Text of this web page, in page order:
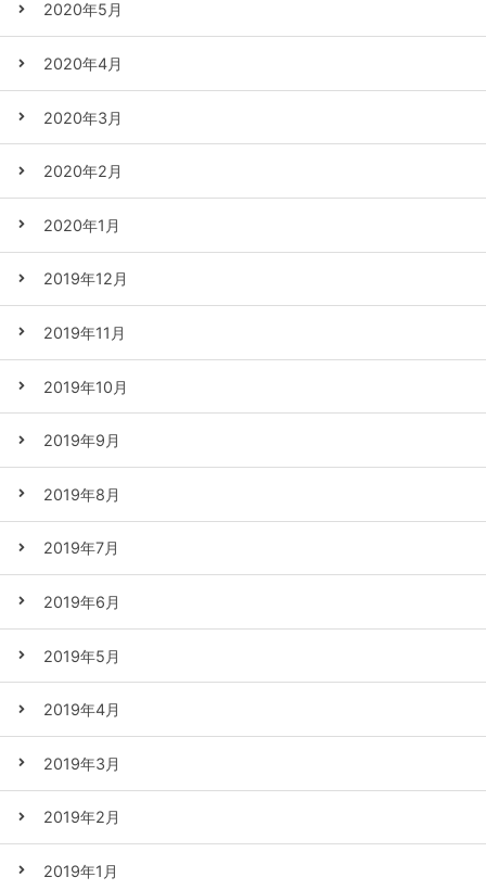
2020年5月
2020年4月
2020年3月
2020年2月
2020年1月
2019年12月
2019年11月
2019年10月
2019年9月
2019年8月
2019年7月
2019年6月
2019年5月
2019年4月
2019年3月
2019年2月
2019年1月